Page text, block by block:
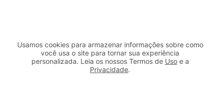
Usamos cookies para armazenar informações sobre como
você usa o site para tornar sua experiência
personalizada. Leia os nossos Termos de Usoe a
Privacidade.